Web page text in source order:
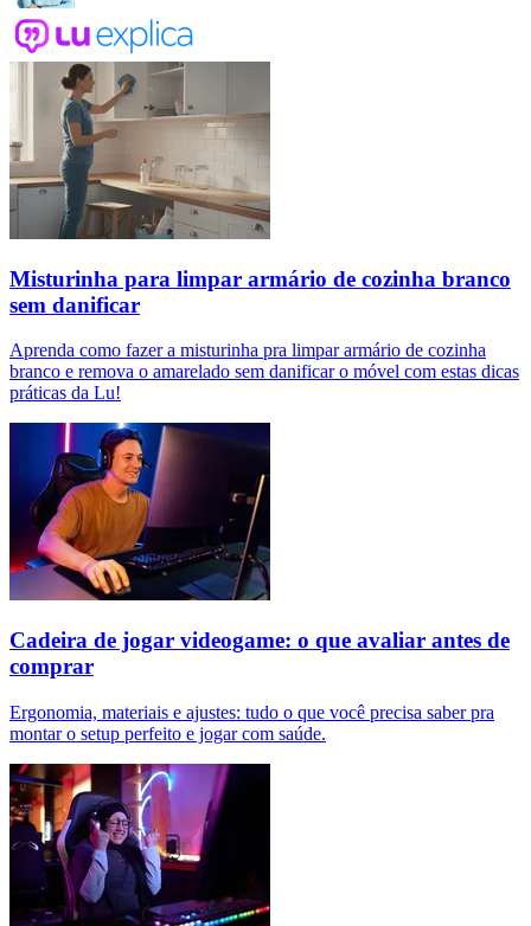
Misturinha para limpar armário de cozinha branco
sem danificar
Aprenda como fazer a misturinha pra limpar armário de cozinha
branco e remova o amarelado sem danificar o móvel com estas dicas
práticas da Lu!
Cadeira de jogar videogame: o que avaliar antes de
comprar
Ergonomia, materiais e ajustes: tudo o que você precisa saber pra
montar o setup perfeito e jogar com saúde.